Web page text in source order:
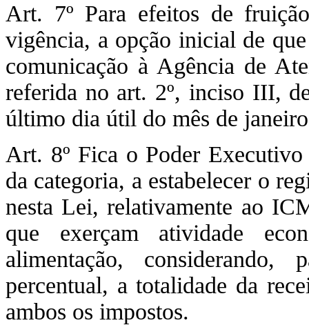
Art. 7º Para efeitos de
vigência, a opção inicial de
comunicação à Agência de
referida no art. 2º, inciso III,
último dia útil do mês de
Art. 8º Fica o Poder
da categoria, a estabelecer o
nesta Lei, relativamente ao
que exerçam atividade
alimentação,
percentual, a totalidade da
ambos os impostos.